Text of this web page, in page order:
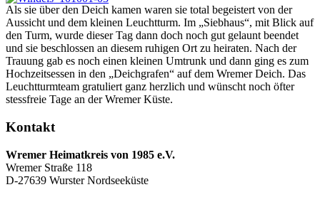
Als sie über den Deich kamen waren sie total begeistert von der
Aussicht und dem kleinen Leuchtturm. Im „Siebhaus“, mit Blick auf
den Turm, wurde dieser Tag dann doch noch gut gelaunt beendet
und sie beschlossen an diesem ruhigen Ort zu heiraten. Nach der
Trauung gab es noch einen kleinen Umtrunk und dann ging es zum
Hochzeitsessen in den „Deichgrafen“ auf dem Wremer Deich. Das
Leuchtturmteam gratuliert ganz herzlich und wünscht noch öfter
stessfreie Tage an der Wremer Küste.
Kontakt
Wremer Heimatkreis von 1985 e.V.
Wremer Straße 118
D-27639 Wurster Nordseeküste